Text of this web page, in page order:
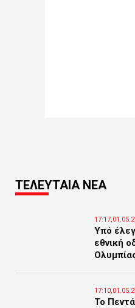
ΤΕΛΕΥΤΑΙΑ ΝΕΑ
Υπό
εθνική
Το